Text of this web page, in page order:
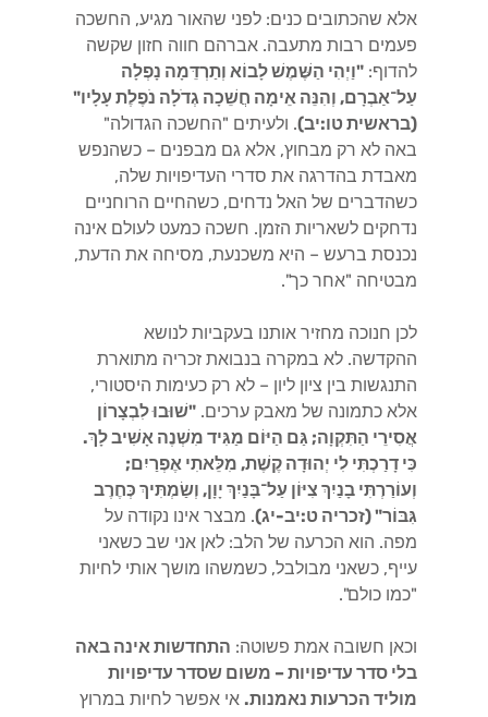
אלא שהכתובים כנים: לפני שהאור מגיע, החשכה
פעמים רבות מתעבה. אברהם חווה חזון שקשה
להדוף: "וַיְהִי הַשֶּׁמֶשׁ לָבוֹא וְתַרְדֵּמָה נָפְלָה
עַל־אַבְרָם, וְהִנֵּה אֵימָה חֲשֵׁכָה גְדֹלָה נֹפֶלֶת עָלָיו"
(בראשית טו:יב). ולעיתים "החשכה הגדולה"
באה לא רק מבחוץ, אלא גם מבפנים – כשהנפש
מאבדת בהדרגה את סדרי העדיפויות שלה,
כשהדברים של האל נדחים, כשהחיים הרוחניים
נדחקים לשאריות הזמן. חשכה כמעט לעולם אינה
נכנסת ברעש – היא משכנעת, מסיחה את הדעת,
מבטיחה "אחר כך".
לכן חנוכה מחזיר אותנו בעקביות לנושא
ההקדשה. לא במקרה בנבואת זכריה מתוארת
התנגשות בין ציון ליון – לא רק כעימות היסטורי,
אלא כתמונה של מאבק ערכים. "שׁוּבוּ לִבְצָרוֹן
אֲסִירֵי הַתִּקְוָה; גַּם הַיּוֹם מַגִּיד מִשְׁנֶה אָשִׁיב לָךְ.
כִּי דָרַכְתִּי לִי יְהוּדָה קֶשֶׁת, מִלֵּאתִי אֶפְרַיִם;
וְעוֹרַרְתִּי בָנַיִךְ צִיּוֹן עַל־בָּנַיִךְ יָוָן, וְשַׂמְתִּיךְ כְּחֶרֶב
גִּבּוֹר" (זכריה ט:יב-יג). מבצר אינו נקודה על
מפה. הוא הכרעה של הלב: לאן אני שב כשאני
עייף, כשאני מבולבל, כשמשהו מושך אותי לחיות
"כמו כולם".
וכאן חשובה אמת פשוטה: התחדשות אינה באה
בלי סדר עדיפויות – משום שסדר עדיפויות
מוליד הכרעות נאמנות. אי אפשר לחיות במרוץ